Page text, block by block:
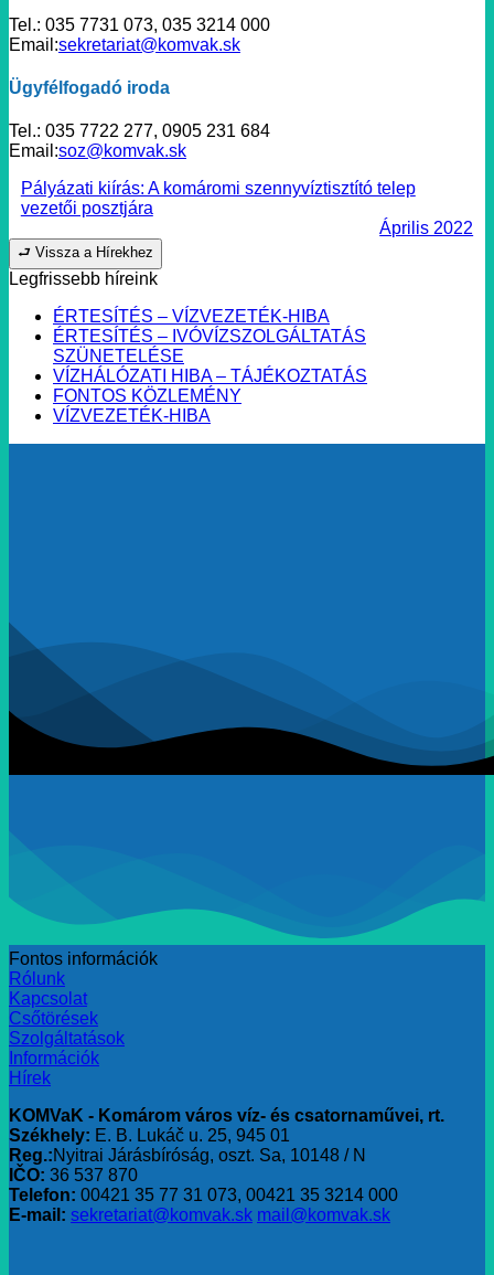
Tel.: 035 7731 073, 035 3214 000
Email:sekretariat@komvak.sk
Ügyfélfogadó iroda
Tel.: 035 7722 277, 0905 231 684
Email:soz@komvak.sk
Pályázati kiírás: A komáromi szennyvíztisztító telep
vezetői posztjára
Április 2022
⮐ Vissza a Hírekhez
Legfrissebb híreink
ÉRTESÍTÉS – VÍZVEZETÉK-HIBA
ÉRTESÍTÉS – IVÓVÍZSZOLGÁLTATÁS
SZÜNETELÉSE
VÍZHÁLÓZATI HIBA – TÁJÉKOZTATÁS
FONTOS KÖZLEMÉNY
VÍZVEZETÉK-HIBA
Fontos információk
Rólunk
Kapcsolat
Csőtörések
Szolgáltatások
Információk
Hírek
KOMVaK - Komárom város víz- és csatornaművei, rt.
Székhely: E. B. Lukáč u. 25, 945 01
Reg.:Nyitrai Járásbíróság, oszt. Sa, 10148 / N
IČO: 36 537 870
Telefon: 00421 35 77 31 073, 00421 35 3214 000
E-mail: sekretariat@komvak.sk mail@komvak.sk